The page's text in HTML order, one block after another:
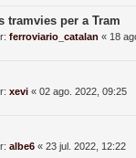
tramvies per a Tram
ferroviario_catalan « 18
xevi « 02 ago. 2022, 09:25
albe6 « 23 jul. 2022, 12:22